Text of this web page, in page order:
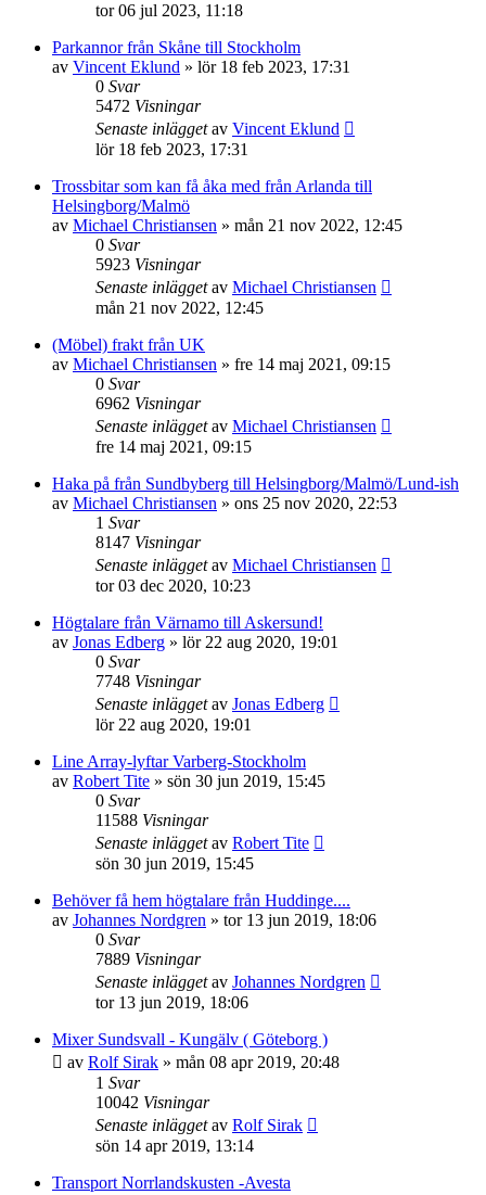
tor 06 jul 2023, 11:18
Parkannor från Skåne till Stockholm
av Vincent Eklund » lör 18 feb 2023, 17:31
0 Svar
5472 Visningar
Senaste inläggetav Vincent Eklund
lör 18 feb 2023, 17:31
Trossbitar som kan få åka med från Arlanda till
Helsingborg/Malmö
av Michael Christiansen » mån 21 nov 2022, 12:45
0 Svar
5923 Visningar
Senaste inläggetav Michael Christiansen
mån 21 nov 2022, 12:45
(Möbel) frakt från UK
av Michael Christiansen » fre 14 maj 2021, 09:15
0 Svar
6962 Visningar
Senaste inläggetav Michael Christiansen
fre 14 maj 2021, 09:15
Haka på från Sundbyberg till Helsingborg/Malmö/Lund-ish
av Michael Christiansen » ons 25 nov 2020, 22:53
1 Svar
8147 Visningar
Senaste inläggetav Michael Christiansen
tor 03 dec 2020, 10:23
Högtalare från Värnamo till Askersund!
av Jonas Edberg » lör 22 aug 2020, 19:01
0 Svar
7748 Visningar
Senaste inläggetav Jonas Edberg
lör 22 aug 2020, 19:01
Line Array-lyftar Varberg-Stockholm
av Robert Tite » sön 30 jun 2019, 15:45
0 Svar
11588 Visningar
Senaste inläggetav Robert Tite
sön 30 jun 2019, 15:45
Behöver få hem högtalare från Huddinge....
av Johannes Nordgren » tor 13 jun 2019, 18:06
0 Svar
7889 Visningar
Senaste inläggetav Johannes Nordgren
tor 13 jun 2019, 18:06
Mixer Sundsvall - Kungälv ( Göteborg )
av Rolf Sirak » mån 08 apr 2019, 20:48
1 Svar
10042 Visningar
Senaste inläggetav Rolf Sirak
sön 14 apr 2019, 13:14
Transport Norrlandskusten -Avesta